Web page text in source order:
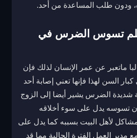
ودون طلب المساعدة من أحد.
تسوس الضرس في
ماتعبر عن عمر الإنسان لذلك فإن
السن لهذا فإنها تعني إصابة أحد
شديدة الضرس يشير أيضا إلى الزوج
تسوسه يدل على سوء أخلاقه
لأهل البيت بسببه كما يدل على
مدير العمل الفترة الحالية مما قد